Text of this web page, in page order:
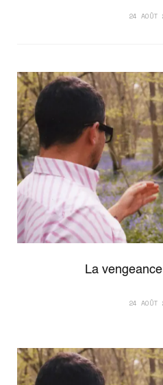
24 AOÛT
La
24 AOÛT